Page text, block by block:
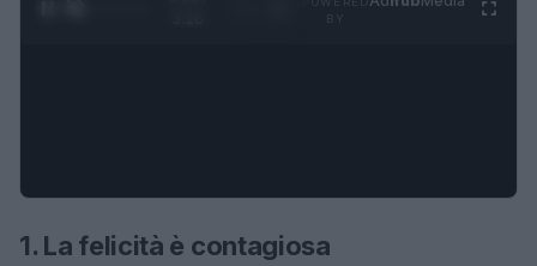
1. La felicità è contagiosa